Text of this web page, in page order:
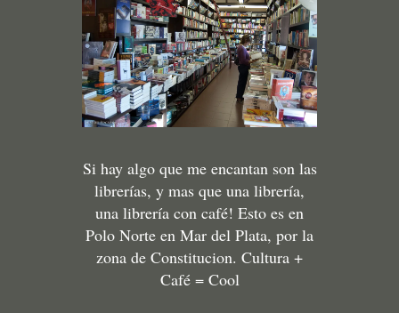
Si hay algo que me encantan son las
librerías, y mas que una librería,
una librería con café! Esto es en
Polo Norte en Mar del Plata, por la
zona de Constitucion. Cultura +
Café = Cool